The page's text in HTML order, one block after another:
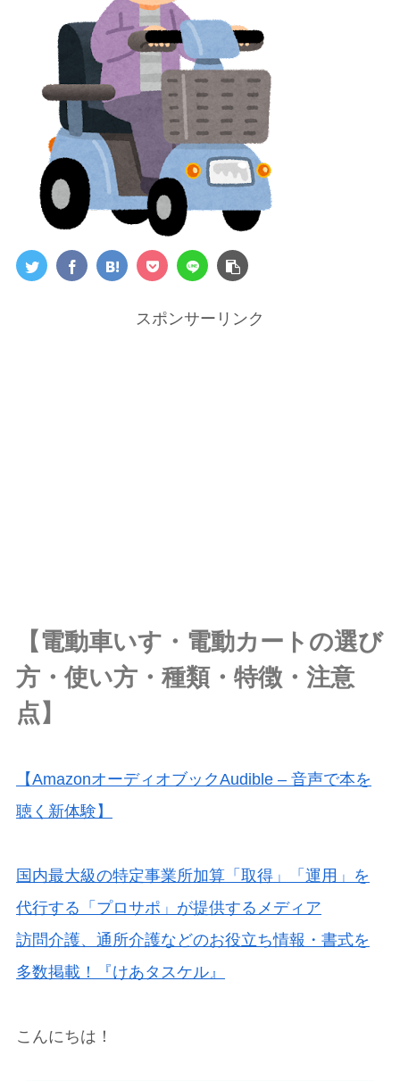
スポンサーリンク
【電動車いす・電動カートの選び
方・使い方・種類・特徴・注意
点】
【AmazonオーディオブックAudible – 音声で本を
聴く新体験】
国内最大級の特定事業所加算「取得」「運用」を
代行する「プロサポ」が提供するメディア
訪問介護、通所介護などのお役立ち情報・書式を
多数掲載！『けあタスケル』
こんにちは！